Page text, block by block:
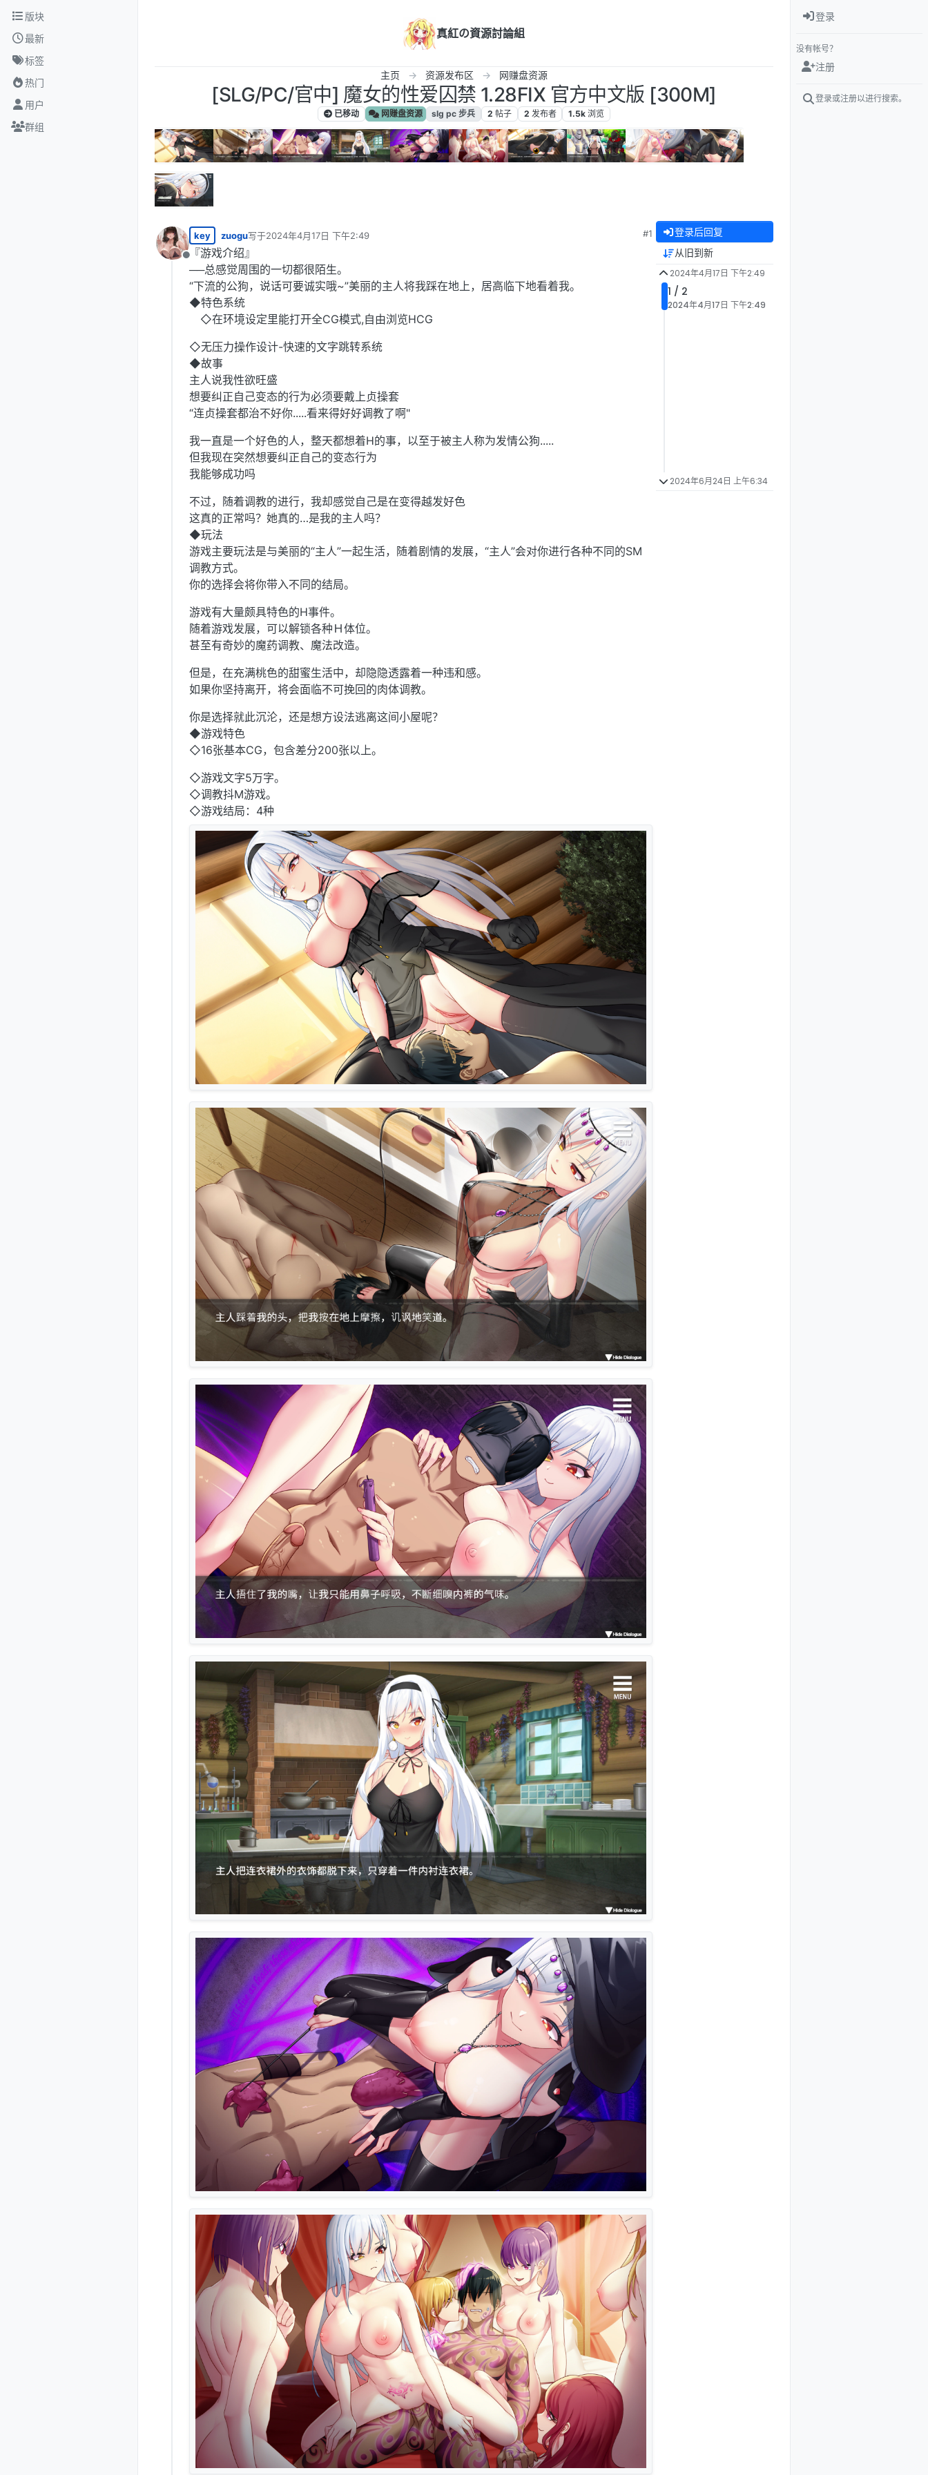
跳转至内容
版块
最新
标签
热门
用户
群组
真紅の資源討論組
主页 资源发布区 网赚盘资源
[SLG/PC/官中] 魔女的性爱囚禁 1.28FIX 官方中文版 [300M]
已移动 网赚盘资源 slg pc 步兵 2 帖子 2 发布者 1.5k 浏览
离线
key zuogu写于2024年4月17日 下午2:49
最后由 编辑
#1
『游戏介绍』
──总感觉周围的一切都很陌生。
“下流的公狗，说话可要诚实哦~”美丽的主人将我踩在地上，居高临下地看着我。
◆特色系统
◇在环境设定里能打开全CG模式,自由浏览HCG
◇无压力操作设计-快速的文字跳转系统
◆故事
主人说我性欲旺盛
想要纠正自己变态的行为必须要戴上贞操套
“连贞操套都治不好你.....看来得好好调教了啊"
我一直是一个好色的人，整天都想着H的事，以至于被主人称为发情公狗.....
但我现在突然想要纠正自己的变态行为
我能够成功吗
不过，随着调教的进行，我却感觉自己是在变得越发好色
这真的正常吗？她真的…是我的主人吗？
◆玩法
游戏主要玩法是与美丽的“主人”一起生活，随着剧情的发展，“主人”会对你进行各种不同的SM
调教方式。
你的选择会将你带入不同的结局。
游戏有大量颇具特色的H事件。
随着游戏发展，可以解锁各种Ｈ体位。
甚至有奇妙的魔药调教、魔法改造。
但是，在充满桃色的甜蜜生活中，却隐隐透露着一种违和感。
如果你坚持离开，将会面临不可挽回的肉体调教。
你是选择就此沉沦，还是想方设法逃离这间小屋呢？
◆游戏特色
◇16张基本CG，包含差分200张以上。
◇游戏文字5万字。
◇调教抖M游戏。
◇游戏结局：4种
登录后回复
从旧到新
2024年4月17日 下午2:49
1 / 2
2024年4月17日 下午2:49
2024年6月24日 上午6:34
登录
没有帐号？
注册
登录或注册以进行搜索。